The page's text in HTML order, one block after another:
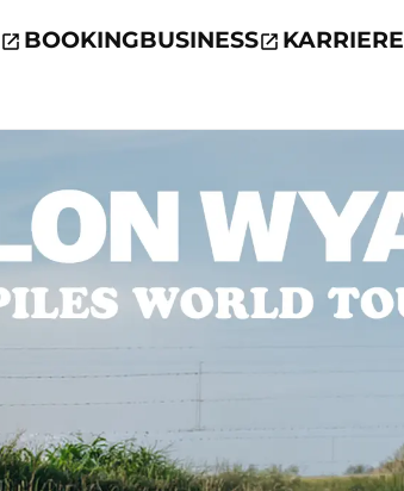
BOOKINGBUSINESS KARRIERE